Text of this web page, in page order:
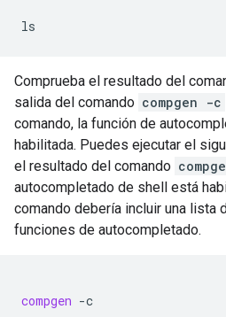
Comprueba el resultado del
salida del comando compgen -c
comando, la función de
habilitada. Puedes ejecutar el
el resultado del comando
autocompletado de shell está
comando debería incluir una lista
funciones de autocompletado.
compgen